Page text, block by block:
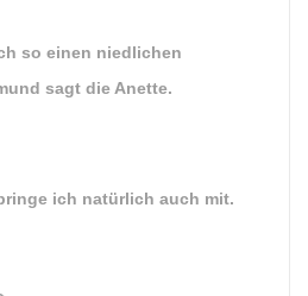
so einen niedlichen
sagt die Anette.
ich natürlich auch mit.